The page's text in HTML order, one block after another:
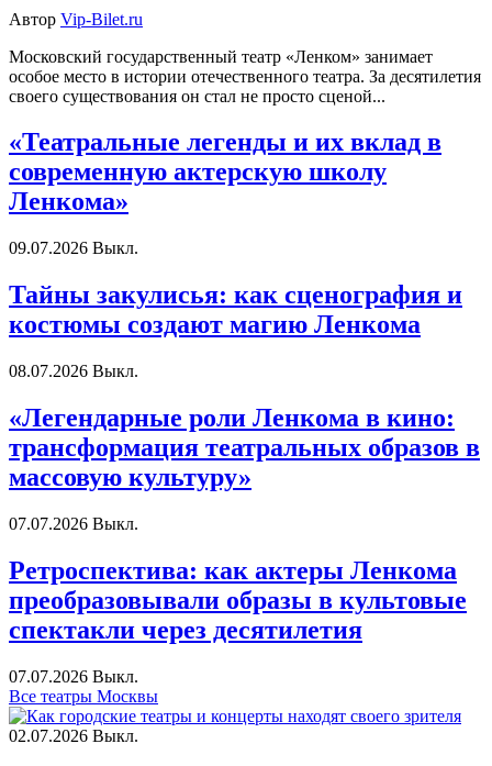
Автор Vip-Bilet.ru
Московский государственный театр «Ленком» занимает
особое место в истории отечественного театра. За десятилетия
своего существования он стал не просто сценой...
«Театральные легенды и их вклад в
современную актерскую школу
Ленкома»
09.07.2026 Выкл.
Тайны закулисья: как сценография и
костюмы создают магию Ленкома
08.07.2026 Выкл.
«Легендарные роли Ленкома в кино:
трансформация театральных образов в
массовую культуру»
07.07.2026 Выкл.
Ретроспектива: как актеры Ленкома
преобразовывали образы в культовые
спектакли через десятилетия
07.07.2026 Выкл.
Все театры Москвы
02.07.2026 Выкл.